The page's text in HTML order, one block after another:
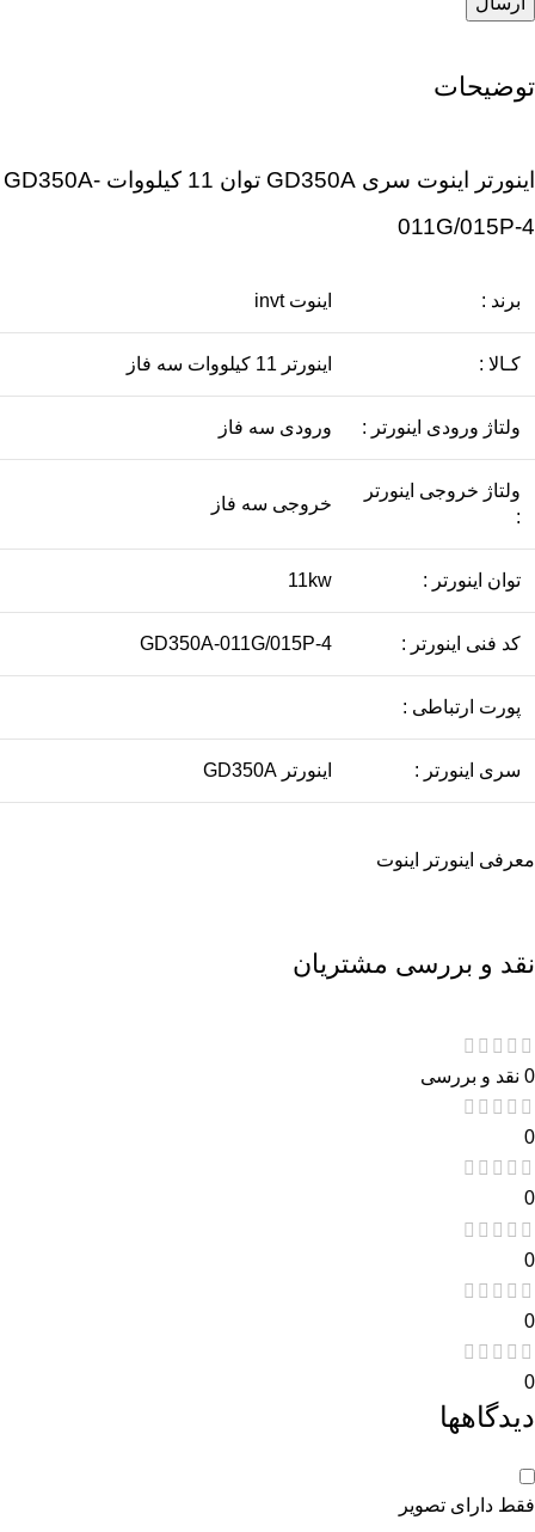
توضیحات
اینورتر اینوت سری GD350A توان 11 کیلووات GD350A-
011G/015P-4
برند : اینوت invt
کـالا : اينورتر 11 کیلووات سه فاز
ولتاژ ورودی اینورتر : ورودی سه فاز
ولتاژ خروجی اینورتر
:
خروجی سه فاز
توان اینورتر : 11kw
کد فنی اینورتر : GD350A-011G/015P-4
پورت ارتباطی :
سری اینورتر : اينورتر GD350A
معرفی اینورتر اینوت
نقد و بررسی مشتریان
0 نقد و بررسی
0
0
0
0
0
دیدگاهها
فقط دارای تصویر